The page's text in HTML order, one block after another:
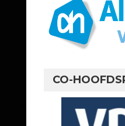
CO-